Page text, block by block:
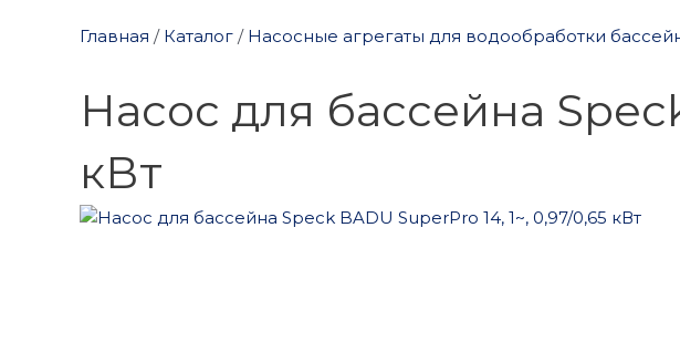
Главная / Каталог / Насосные агрегаты для водообработки
Насос для бассейна
кВт